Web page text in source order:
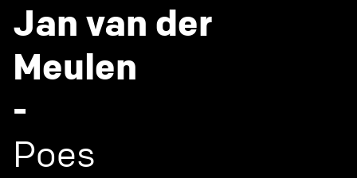
Jan van der
Meulen
-
Poes